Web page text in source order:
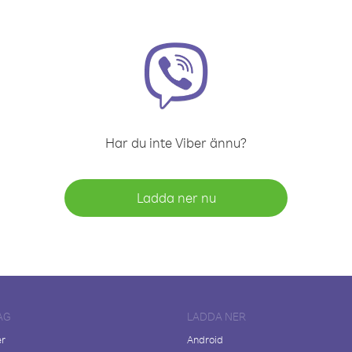
Har du inte Viber ännu?
Ladda ner nu
LADDA NER
Android